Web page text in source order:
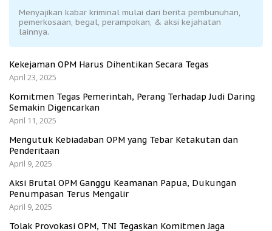
Menyajikan kabar kriminal mulai dari berita pembunuhan,
pemerkosaan, begal, perampokan, & aksi kejahatan
lainnya.
Kekejaman OPM Harus Dihentikan Secara Tegas
April 23, 2025
Komitmen Tegas Pemerintah, Perang Terhadap Judi Daring
Semakin Digencarkan
April 11, 2025
Mengutuk Kebiadaban OPM yang Tebar Ketakutan dan
Penderitaan
April 9, 2025
Aksi Brutal OPM Ganggu Keamanan Papua, Dukungan
Penumpasan Terus Mengalir
April 9, 2025
Tolak Provokasi OPM, TNI Tegaskan Komitmen Jaga